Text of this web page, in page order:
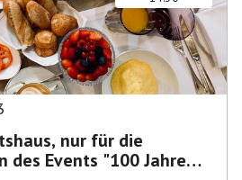
nur für die
des Events "100 Jahre